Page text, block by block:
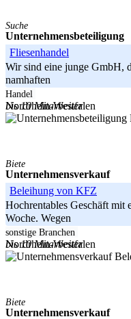
Suche
Unternehmensbeteiligung
Fliesenhandel
Wir sind eine junge GmbH,
namhaften
-----
Nordrhein-Westfalen
Handel
bis 10 Mitarbeiter
Biete
Unternehmensverkauf
Beleihung von KFZ
Hochrentables Geschäft
Woche. Wegen
-----
Nordrhein-Westfalen
sonstige Branchen
bis 10 Mitarbeiter
Biete
Unternehmensverkauf